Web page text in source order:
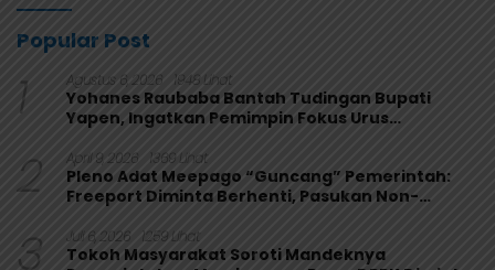
Popular Post
1 Agustus 6, 2026 1948 Lihat
Yohanes Raubaba Bantah Tudingan Bupati
Yapen, Ingatkan Pemimpin Fokus Urus
2 April 9, 2026 1369 Lihat
Pleno Adat Meepago “Guncang” Pemerintah:
Freeport Diminta Berhenti, Pasukan Non-
3 Juli 6, 2026 1259 Lihat
Tokoh Masyarakat Soroti Mandeknya